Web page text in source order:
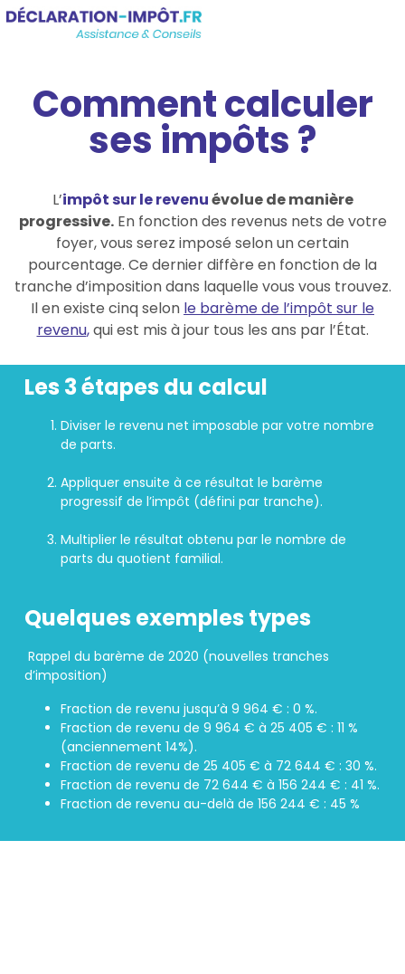
Comment calculer
ses impôts ?
L’impôt sur le revenuévolue de manière
progressive.En fonction des revenus nets de votre
foyer, vous serez imposé selon un certain
pourcentage. Ce dernier diffère en fonction de la
tranche d’imposition dans laquelle vous vous trouvez.
Il en existe cinq selon le barème de l’impôt sur le
revenu,qui est mis à jour tous les ans par l’État.
Les 3 étapes du calcul
Diviser le revenu net imposable par votre nombre
de parts.
Appliquer ensuite à ce résultat le barème
progressif de l’impôt (défini par tranche).
Multiplier le résultat obtenu par le nombre de
parts du quotient familial.
Quelques exemples types
Rappel du barème de 2020 (nouvelles tranches
d’imposition)
Fraction de revenu jusqu’à 9 964 € : 0 %.
Fraction de revenu de 9 964 € à 25 405 € : 11 %
(anciennement 14%).
Fraction de revenu de 25 405 € à 72 644 € : 30 %.
Fraction de revenu de 72 644 € à 156 244 € : 41 %.
Fraction de revenu au-delà de 156 244 € : 45 %